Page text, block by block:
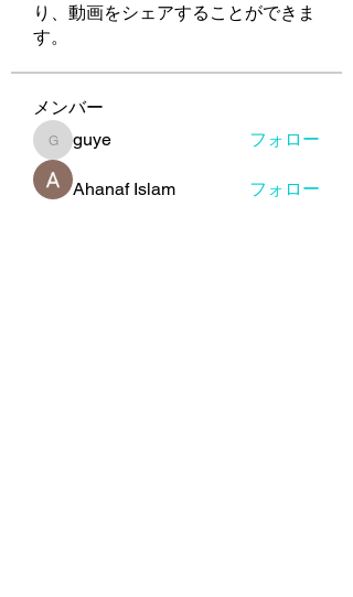
り、動画をシェアすることができま
す。
メンバー
guyeguye フォロー
Ahanaf Islam フォロー